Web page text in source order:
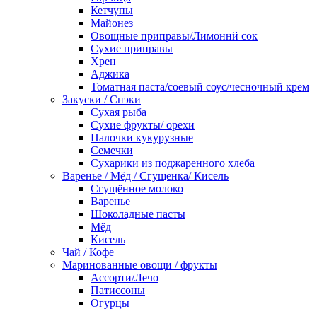
Кетчупы
Майонез
Овощные приправы/Лимоннй сок
Сухие приправы
Хрен
Аджика
Томатная паста/соевый соус/чесночный крем
Закуски / Снэки
Сухая рыба
Сухие фрукты/ орехи
Палочки кукурузные
Семечки
Сухарики из поджаренного хлеба
Варенье / Мёд / Сгущенка/ Кисель
Сгущённое молоко
Варенье
Шоколадные пасты
Мёд
Кисель
Чай / Кофе
Маринованные овощи / фрукты
Ассорти/Лечо
Патиссоны
Огурцы